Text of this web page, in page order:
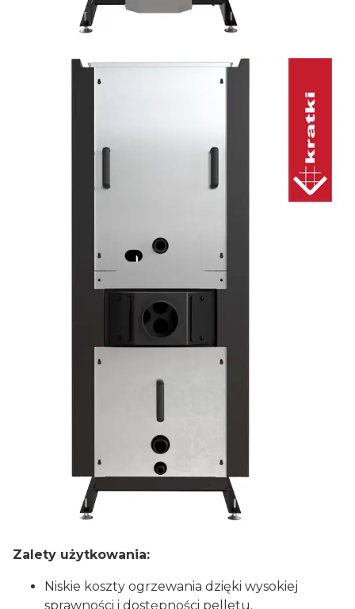
Zalety użytkowania:
Niskie koszty ogrzewania dzięki wysokiej
sprawności i dostępności pelletu.